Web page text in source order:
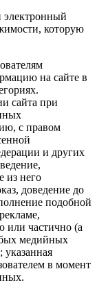
электронный
которую
на сайте в
сайта при
с правом
и других
из него
доведение до
подобной
или частично (а
медийных
в момент